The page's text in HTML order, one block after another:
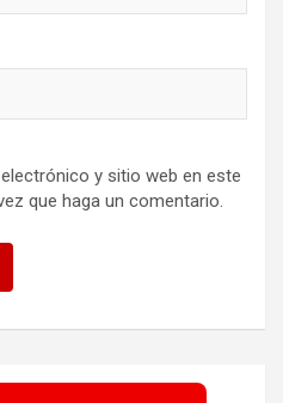
y sitio web en este
que haga un comentario.